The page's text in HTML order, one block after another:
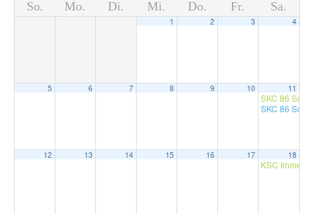
So. Mo. Di. Mi. Do. Fr. Sa.
1 2 3 4
5 6 7 8 9 10 11
SKC 86
SKC 86
12 13 14 15 16 17 18
KSC